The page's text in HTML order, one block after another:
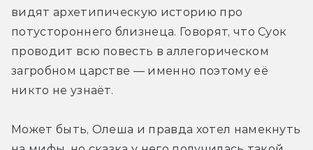
видят архетипическую историю про
потустороннего близнеца. Говорят, что Суок
проводит всю повесть в аллегорическом
загробном царстве — именно поэтому её
никто не узнаёт.
Может быть, Олеша и правда хотел намекнуть